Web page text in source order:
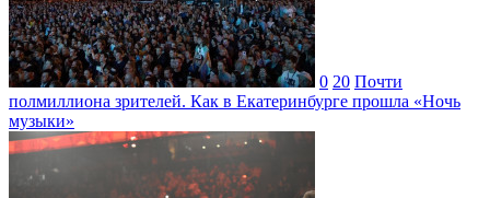
0 20 Почти
полмиллиона зрителей. Как в Екатеринбурге прошла «Ночь
музыки»